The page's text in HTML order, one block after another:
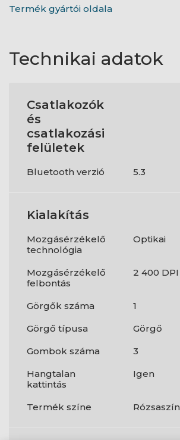
Termék gyártói oldala
Technikai adatok
Csatlakozók
és
csatlakozási
felületek
Bluetooth verzió 5.3
Kialakítás
Mozgásérzékelő
technológia
Optikai
Mozgásérzékelő
felbontás
2 400 DPI
Görgők száma
1
Görgő típusa
Görgő
Gombok száma
3
Hangtalan
kattintás
Igen
Termék színe Rózsaszín